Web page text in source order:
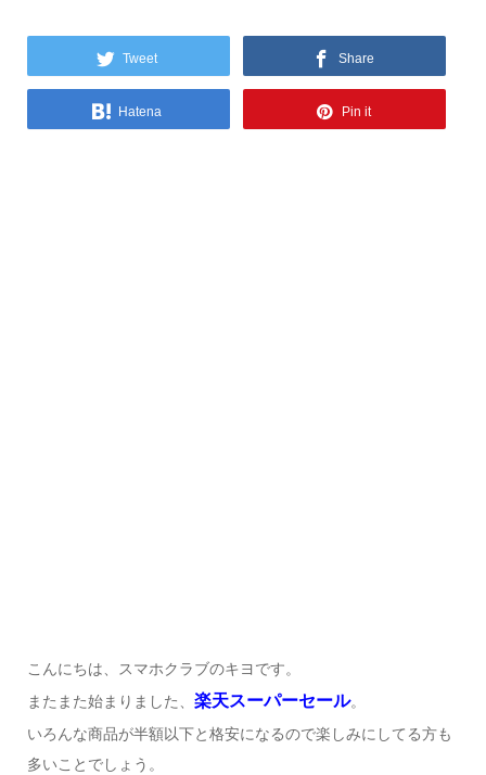
Tweet Share
Hatena Pin it
こんにちは、スマホクラブのキヨです。
またまた始まりました、 楽天スーパーセール。
いろんな商品が半額以下と格安になるので楽しみにしてる方も
多いことでしょう。